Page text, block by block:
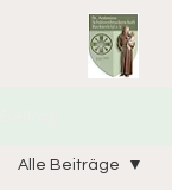
Alle Beiträge